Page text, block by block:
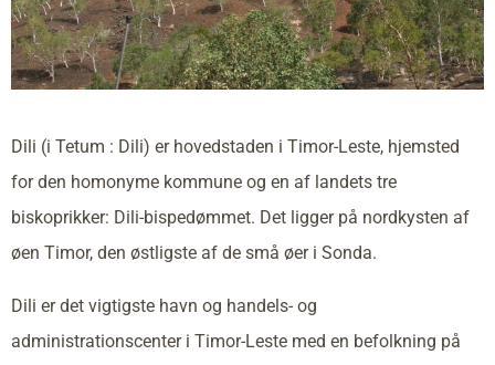
Dili (i Tetum : Dili) er hovedstaden i Timor-Leste, hjemsted
for den homonyme kommune og en af landets tre
biskoprikker: Dili-bispedømmet. Det ligger på nordkysten af
øen Timor, den østligste af de små øer i Sonda.
Dili er det vigtigste havn og handels- og
administrationscenter i Timor-Leste med en befolkning på